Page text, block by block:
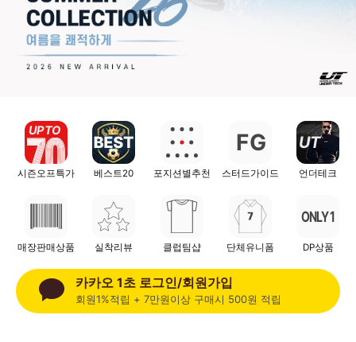
UP TO
시즌오프특가 베스트20 포지션별추천
FG
스터드가이드
UT
언더테크
매장판매상품 실착리뷰 클럽팀샵 단체유니폼
ONLY 1
DP상품
카카오 1초 로그인/회원가입
회원1%적립 + 7만원이상 구매시 500원 적립